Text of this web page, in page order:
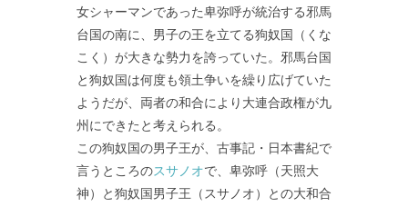
女シャーマンであった卑弥呼が統治する邪馬
台国の南に、男子の王を立てる狗奴国（くな
こく）が大きな勢力を誇っていた。邪馬台国
と狗奴国は何度も領土争いを繰り広げていた
ようだが、両者の和合により大連合政権が九
州にできたと考えられる。
この狗奴国の男子王が、古事記・日本書紀で
言うところのスサノオで、卑弥呼（天照大
神）と狗奴国男子王（スサノオ）との大和合